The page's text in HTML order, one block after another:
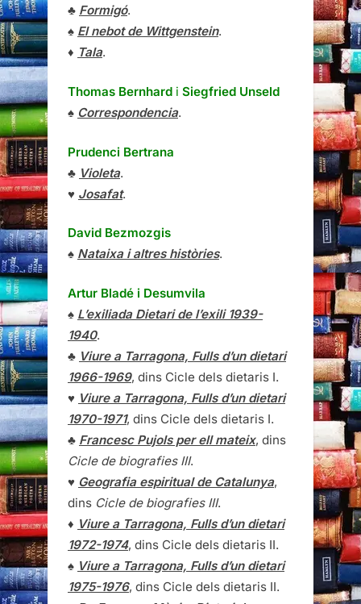
♣ Formigó.
♠ El nebot de Wittgenstein.
♦ Tala.
Thomas Bernhard i Siegfried Unseld
♠ Correspondencia.
Prudenci Bertrana
♣ Violeta.
♥ Josafat.
David Bezmozgis
♠ Nataixa i altres històries.
Artur Bladé i Desumvila
♠ L’exiliada Dietari de l’exili 1939-
1940.
♣ Viure a Tarragona, Fulls d’un dietari
1966-1969, dins Cicle dels dietaris I.
♥ Viure a Tarragona, Fulls d’un dietari
1970-1971, dins Cicle dels dietaris I.
♣ Francesc Pujols per ell mateix, dins
Cicle de biografies III.
♥ Geografia espiritual de Catalunya,
dins Cicle de biografies III.
♦ Viure a Tarragona, Fulls d’un dietari
1972-1974, dins Cicle dels dietaris II.
♠ Viure a Tarragona, Fulls d’un dietari
1975-1976, dins Cicle dels dietaris II.